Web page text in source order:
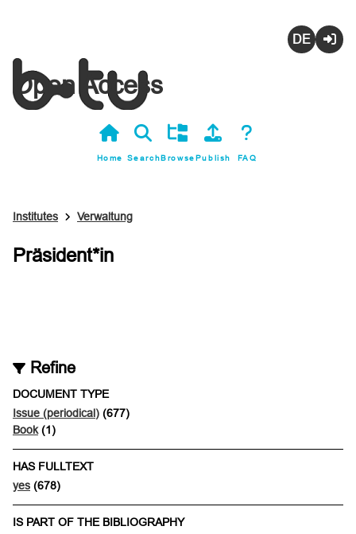
Open Access
Home SearchBrowsePublish FAQ
Institutes Verwaltung
Präsident*in
Refine
DOCUMENT TYPE
Issue (periodical) (677)
Book(1)
HAS FULLTEXT
yes (678)
IS PART OF THE BIBLIOGRAPHY